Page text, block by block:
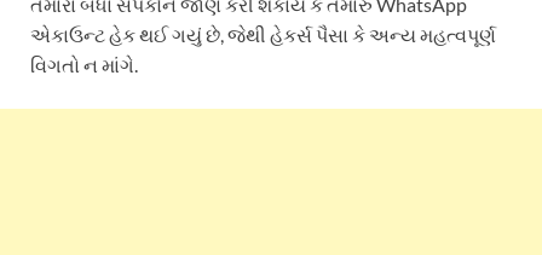
એકાઉન્ટ હેક થઈ ગયું છે, જેથી હેકર્સ પૈસા કે અન્ય મહત્વપૂર્ણ
વિગતો ન માંગે.